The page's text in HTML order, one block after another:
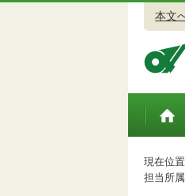
本文
トップ
現在位置
担当所属